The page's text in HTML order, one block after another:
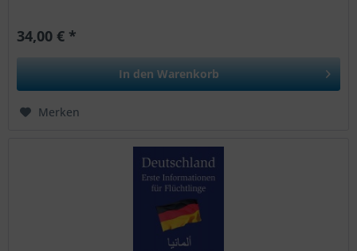
34,00 € *
In den Warenkorb
Merken